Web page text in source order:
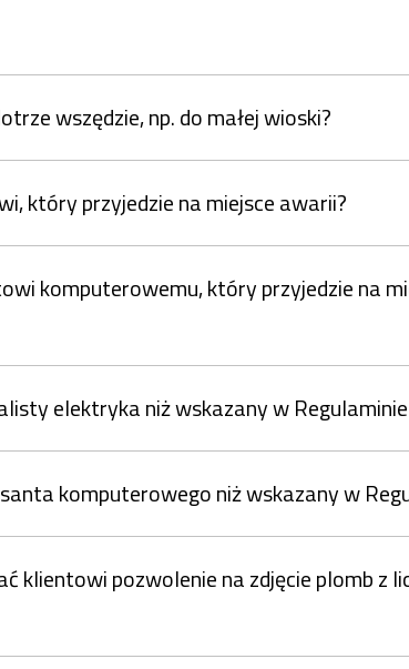
wszędzie, np. do małej wioski?
który przyjedzie na miejsce awarii?
komputerowemu, który przyjedzie na
elektryka niż wskazany w Regulaminie
komputerowego niż wskazany w
klientowi pozwolenie na zdjęcie plomb z